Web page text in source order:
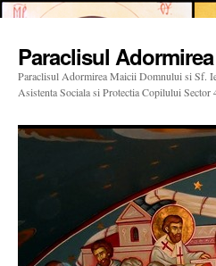
Paraclisul
Paraclisul Adormirea Maicii Domnului si Sf.
Asistenta Sociala si Protectia Copilului Sector